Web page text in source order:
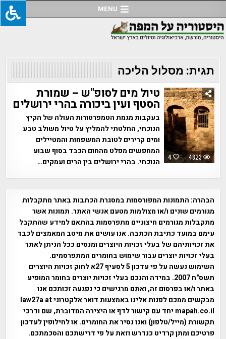
to
content
MENU
תגית: מסלול הליכה
4 4823
טיול מים לסופ"ש – שמורת
הסטף ועין ביכורה בהרי ירושלים
בעקבות מגמת הטמפרטורות העולה של הקיץ
הנוכחי, החלטתי להמליץ על טיול משולב טבע
ומים קרירים לטובת המשפחות והמטיילים
המחפשים מפלט מהחום הכבד בסוף שבוע
הנוכחי. בהרי ירושלים בין הרים ועמקים…
הבהרה: התמונות המפורסמות במסגרת הכתבות באתר מתקבלות
מגורמים שונים ו/או מצולמות מטעם אנשי האתר. תמונות אשר
מתקבלות מגורמים חיצוניים מתפרסמות בהתאם למידע שהתקבל
עימם במועד כתיבת הכתבה. אנו עושים את מיטב המאמצים לכבד
את זכויותיהם של בעלי זכויות היוצרים ומנסים ככל הניתן לאתר
בעלי זכויות יוצרים עבור שימוש בחומרים המתפרסמים.
השימוש נעשה על פי עדכון 5 לסעיף 27א לחוק זכויות היוצרים
תשס"ח 2007. במידה והנכם בעלי זכויות יוצרים בחומר המופיע
באתר ו/או בפרסום זה, ואתם מרגישים כי נפגעה זכותכם אנו
מבקשים ממכם לפנות אלינו באמצעות דואר אלקטרוני law27a at
mapah.co.il יחד עם קישור לדף או היצירה המדוברת, שם ודרכי
תקשורת (מייל/טלפון) ואנו נסיר את החומרים. או לחילופין לעדכון
פרטיכם ומתן קרדיט כנדרש וזאת על פי דרישתכם והסכמתכם.